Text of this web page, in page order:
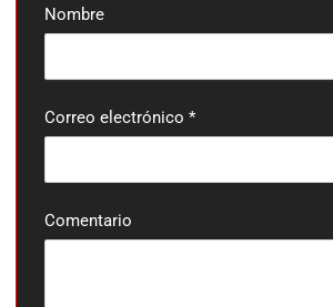
Nombre
Correo electrónico *
Comentario